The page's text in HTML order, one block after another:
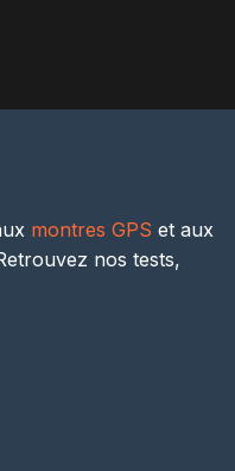
montres GPS et aux
nos tests,